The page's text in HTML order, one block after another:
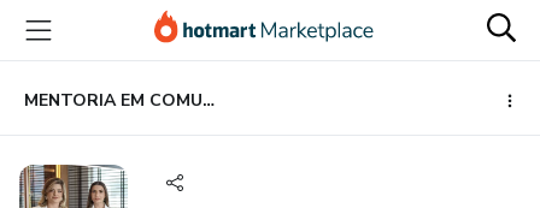
para
conteúdo
principal
para
pagamento
para
rodapé
MENTORIA EM COMUNICAÇÃO